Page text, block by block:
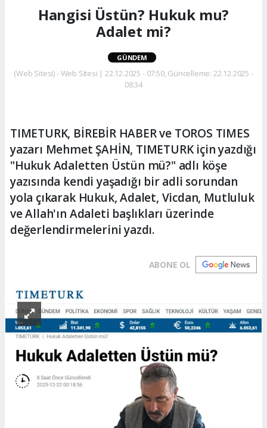
Hangisi Üstün? Hukuk mu?
Adalet mi?
GÜNDEM
(Web Sitesi) - Web Sitesi | 22.12.2025 - 07:50, Güncelleme: 22.12.2025 -
08:34
TIMETURK, BİREBİR HABER ve TOROS TIMES
yazarı Mehmet ŞAHİN, TIMETURK için yazdığı
"Hukuk Adaletten Üstün mü?" adlı köşe
yazısında kendi yaşadığı bir adli sorundan
yola çıkarak Hukuk, Adalet, Vicdan, Mutluluk
ve Allah'ın Adaleti başlıkları üzerinde
değerlendirmelerini yazdı.
ABONE OL